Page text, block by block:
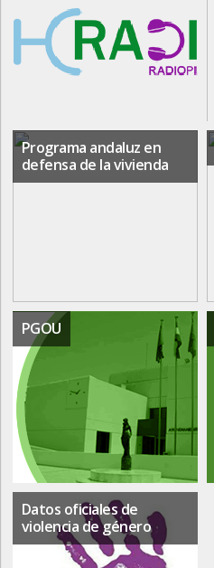
Programa andaluz en
defensa de la vivienda
PGOU
Datos oficiales de
violencia de género